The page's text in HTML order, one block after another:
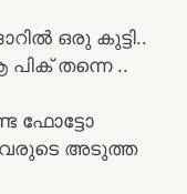
ഒരു കുട്ടി..
തന്നെ ..
ഫോട്ടോ
അടുത്ത